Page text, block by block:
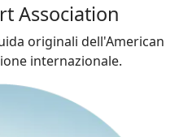
Association
originali dell'American
internazionale.